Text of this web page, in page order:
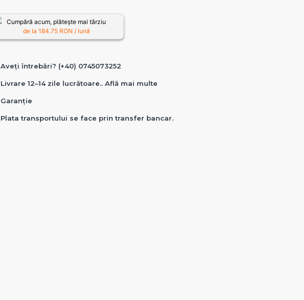
Cumpără acum, plătește mai târziu
de la 184.75RON / lună
Aveți întrebări? (+40) 0745073252
Livrare 12–14 zile lucrătoare.. Află mai multe
Garanție
Plata transportului se face prin transfer bancar.